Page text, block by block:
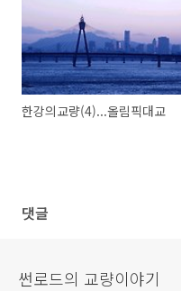
한강의교량(4)...올림픽대교
댓글
썬로드의 교량이야기